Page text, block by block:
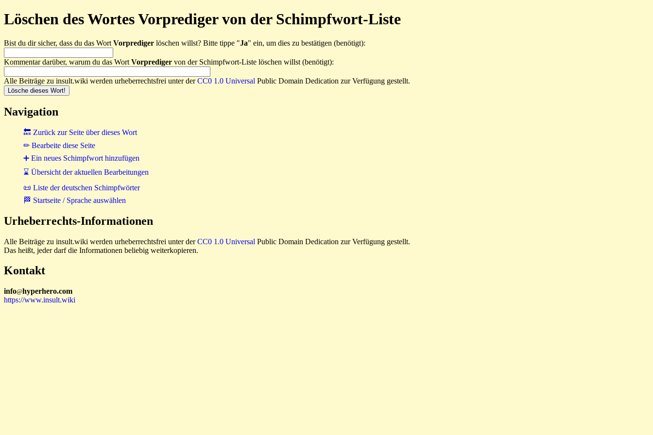
Löschen des Wortes Vorprediger von der Schimpfwort-Liste
Bist du dir sicher, dass du das Wort Vorprediger löschen willst? Bitte tippe "Ja" ein, um dies zu bestätigen (benötigt):
Kommentar darüber, warum du das Wort Vorprediger von der Schimpfwort-Liste löschen willst (benötigt):
Alle Beiträge zu insult.wiki werden urheberrechtsfrei unter derCC0 1.0 Universal Public Domain Dedication zur Verfügung gestellt.
Navigation
🔙 Zurück zur Seite über dieses Wort
✏ Bearbeite diese Seite
➕ Ein neues Schimpfwort hinzufügen
⌛ Übersicht der aktuellen Bearbeitungen
📜 Liste der deutschen Schimpfwörter
🏁 Startseite / Sprache auswählen
Urheberrechts-Informationen
Alle Beiträge zu insult.wiki werden urheberrechtsfrei unter derCC0 1.0 Universal Public Domain Dedication zur Verfügung gestellt.
Das heißt, jeder darf die Informationen beliebig weiterkopieren.
Kontakt
info@hyperhero.com
https://www.insult.wiki